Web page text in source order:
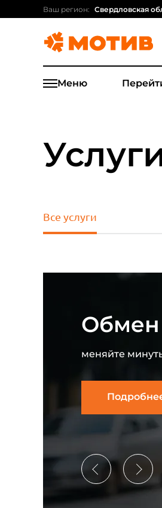
Ваш регион: Свердловская
Меню
Все услуги
Обмен
меняйте